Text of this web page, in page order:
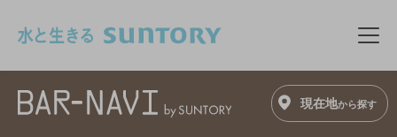
メ
現在地から探す